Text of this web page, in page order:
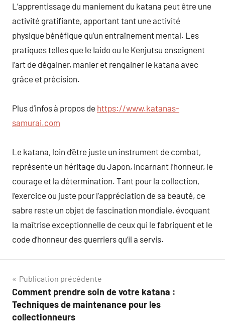
L’apprentissage du maniement du katana peut être une
activité gratifiante, apportant tant une activité
physique bénéfique qu’un entraînement mental. Les
pratiques telles que le Iaido ou le Kenjutsu enseignent
l’art de dégainer, manier et rengainer le katana avec
grâce et précision.
Plus d’infos à propos de https://www.katanas-
samurai.com
Le katana, loin d’être juste un instrument de combat,
représente un héritage du Japon, incarnant l’honneur, le
courage et la détermination. Tant pour la collection,
l’exercice ou juste pour l’appréciation de sa beauté, ce
sabre reste un objet de fascination mondiale, évoquant
la maîtrise exceptionnelle de ceux qui le fabriquent et le
code d’honneur des guerriers qu’il a servis.
Navigation
de
l’article
Publication précédente
Comment prendre soin de votre katana :
Techniques de maintenance pour les
collectionneurs